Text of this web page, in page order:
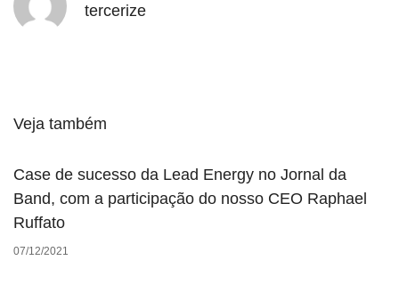
tercerize
Veja também
Case de sucesso da Lead Energy no Jornal da
Band, com a participação do nosso CEO Raphael
Ruffato
07/12/2021